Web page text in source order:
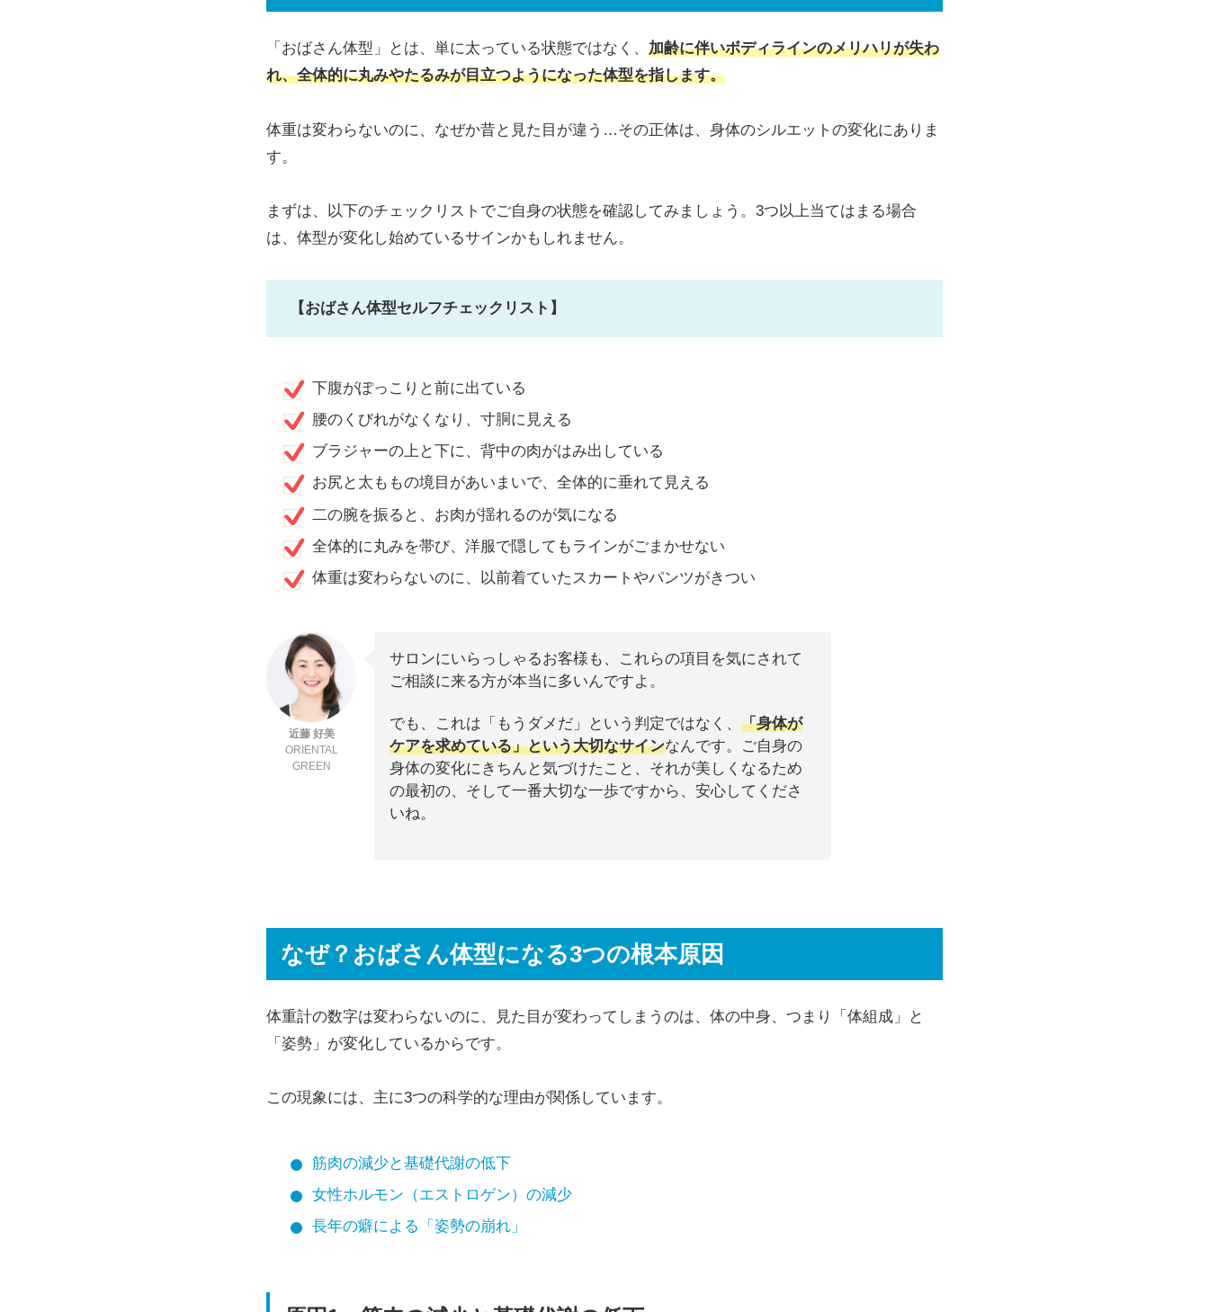
「おばさん体型」とは、単に太っている状態ではなく、 加齢に伴いボディラインのメリハリが失わ
れ、全体的に丸みやたるみが目立つようになった体型を指します。
体重は変わらないのに、なぜか昔と見た目が違う…その正体は、身体のシルエットの変化にありま
す。
まずは、以下のチェックリストでご自身の状態を確認してみましょう。3つ以上当てはまる場合
は、体型が変化し始めているサインかもしれません。
【おばさん体型セルフチェックリスト】
下腹がぽっこりと前に出ている
腰のくびれがなくなり、寸胴に見える
ブラジャーの上と下に、背中の肉がはみ出している
お尻と太ももの境目があいまいで、全体的に垂れて見える
二の腕を振ると、お肉が揺れるのが気になる
全体的に丸みを帯び、洋服で隠してもラインがごまかせない
体重は変わらないのに、以前着ていたスカートやパンツがきつい
近藤 好美
ORIENTAL
GREEN
サロンにいらっしゃるお客様も、これらの項目を気にされて
ご相談に来る方が本当に多いんですよ。
でも、これは「もうダメだ」という判定ではなく、 「身体が
ケアを求めている」という大切なサインなんです。ご自身の
身体の変化にきちんと気づけたこと、それが美しくなるため
の最初の、そして一番大切な一歩ですから、安心してくださ
いね。
なぜ？おばさん体型になる3つの根本原因
体重計の数字は変わらないのに、見た目が変わってしまうのは、体の中身、つまり「体組成」と
「姿勢」が変化しているからです。
この現象には、主に3つの科学的な理由が関係しています。
筋肉の減少と基礎代謝の低下
女性ホルモン（エストロゲン）の減少
長年の癖による「姿勢の崩れ」